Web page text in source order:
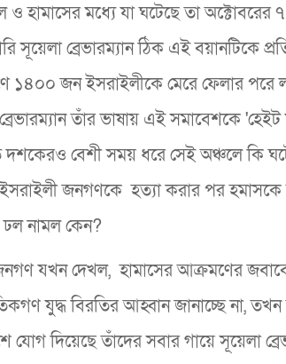
ও হামাসের মধ্যে যা ঘটেছে তা
সূয়েলা ব্রেভারম্যান ঠিক এই বয়ানটিকে
১৪০০ জন ইসরাইলীকে মেরে ফেলার পরে
তাঁর ভাষায় এই সমাবেশকে
দশকেরও বেশী সময় ধরে সেই অঞ্চলে কি
জনগণকে হত্যা করার পর হমাসকে
নামল কেন?
যখন দেখল, হামাসের আক্রমণের জবাবে
যুদ্ধ বিরতির আহ্বান জানাচ্ছে না, তখন
যোগ দিয়েছে তাঁদের সবার গায়ে সূয়েলা